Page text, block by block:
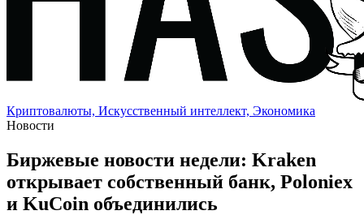
Криптовалюты, Искусственный интеллект, Экономика
Новости
Биржевые новости недели: Kraken
открывает собственный банк, Poloniex
и KuCoin объединились